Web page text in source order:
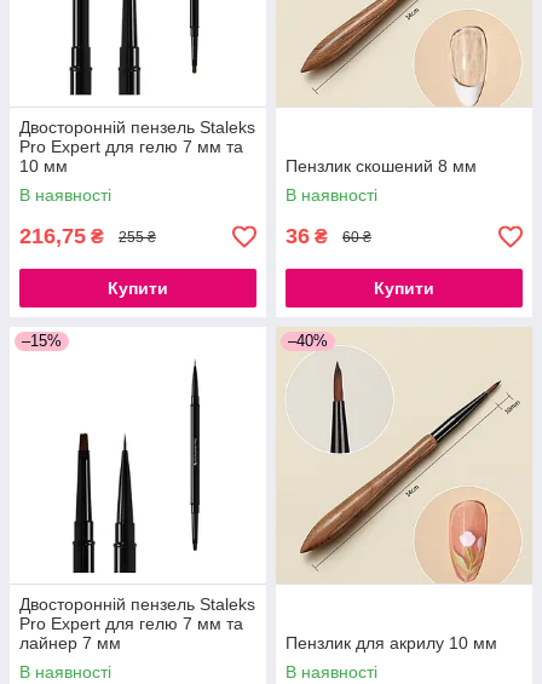
Двосторонній пензель Staleks
Pro Expert для гелю 7 мм та
10 мм
В наявності
216,75 ₴ 255 ₴
Купити
Пензлик скошений 8 мм
В наявності
36 ₴ 60 ₴
Купити
–15%
Двосторонній пензель Staleks
Pro Expert для гелю 7 мм та
лайнер 7 мм
В наявності
–40%
Пензлик для акрилу 10 мм
В наявності